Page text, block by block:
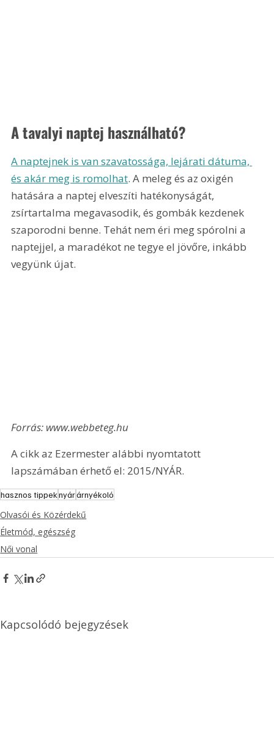
A tavalyi naptej használható?
A naptejnek is van szavatossága, lejárati dátuma,
és akár meg is romolhat. A meleg és az oxigén
hatására a naptej elveszíti hatékonyságát,
zsírtartalma megavasodik, és gombák kezdenek
szaporodni benne. Tehát nem éri meg spórolni a
naptejjel, a maradékot ne tegye el jövőre, inkább
vegyünk újat.
Forrás: www.webbeteg.hu
A cikk az Ezermester alábbi nyomtatott
lapszámában érhető el: 2015/NYÁR.
hasznos tippeknyárárnyékoló
Olvasói és Közérdekű
Életmód, egészség
Női vonal
Kapcsolódó bejegyzések